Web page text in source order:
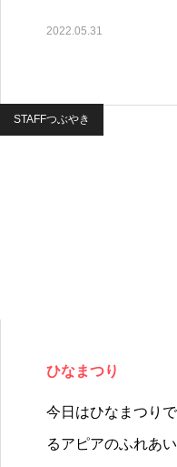
2022.05.31
STAFFつぶやき
ひなまつり
今日はひなまつり
るアピアのふれあ